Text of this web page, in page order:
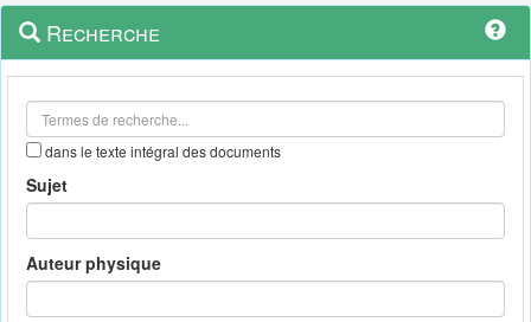
Navigation
outils
Menu
contextuel
Recherche
dans le texte intégral des documents
Sujet
Auteur physique